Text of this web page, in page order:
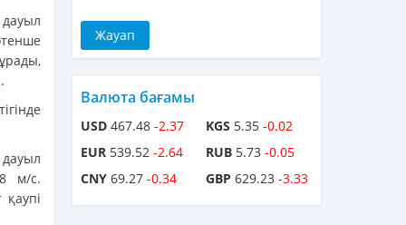
м/с.
Валюта бағамы
USD 467.48 -2.37
EUR 539.52 -2.64
CNY 69.27 -0.34
KGS 5.35 -0.02
RUB 5.73 -0.05
GBP 629.23 -3.33